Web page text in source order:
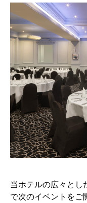
当ホテルの広々とし
で次のイベントをご